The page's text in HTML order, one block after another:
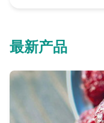
最新产品